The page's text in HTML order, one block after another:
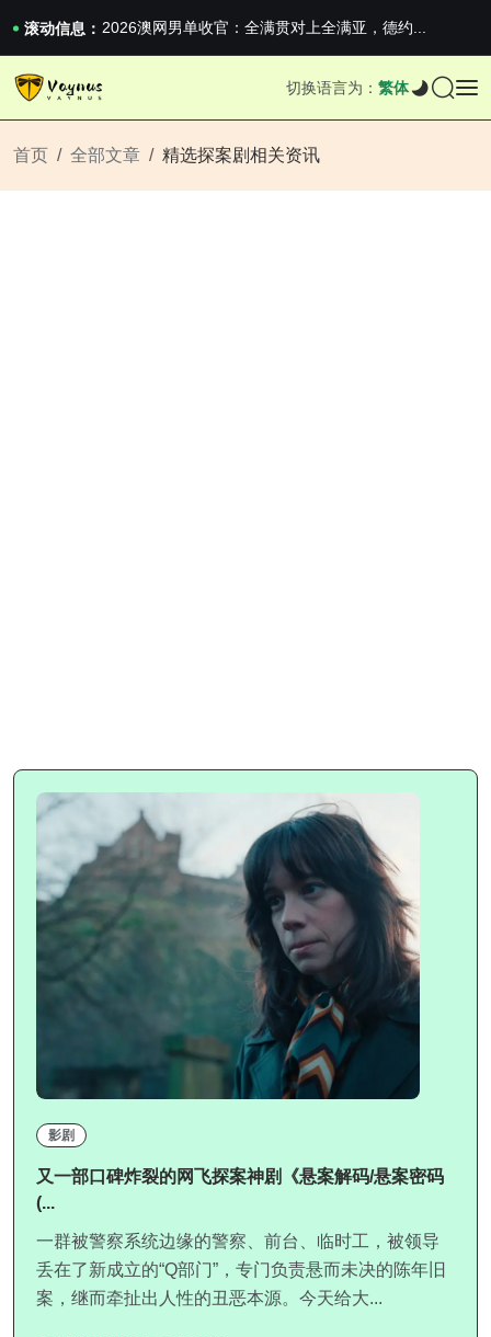
滚动信息： 2026澳网男单收官：全满贯对上全满亚，德约...
《巅峰守卫 Highguard》正式上线，官...
iPhone 16e 发布，苹果你不要太离谱
iPhone 16e 发布，苹果你不要太离谱
切换语言为： 繁体
首页 全部文章 精选探案剧相关资讯
影剧
又一部口碑炸裂的网飞探案神剧《悬案解码/悬案密码
(...
一群被警察系统边缘的警察、前台、临时工，被领导
丢在了新成立的“Q部门”，专门负责悬而未决的陈年旧
案，继而牵扯出人性的丑恶本源。今天给大...